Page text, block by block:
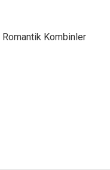
Romantik Kombinler